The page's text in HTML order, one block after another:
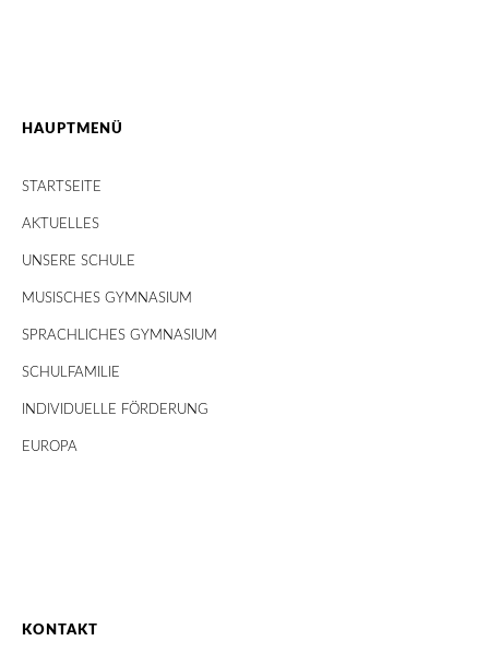
HAUPTMENÜ
STARTSEITE
AKTUELLES
UNSERE SCHULE
MUSISCHES GYMNASIUM
SPRACHLICHES GYMNASIUM
SCHULFAMILIE
INDIVIDUELLE FÖRDERUNG
EUROPA
KONTAKT